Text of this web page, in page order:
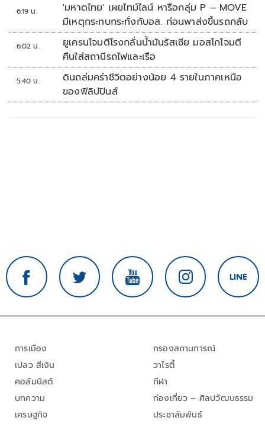
6:19 น.
'มหาดไทย' เผยไทม์ไลน์ หารือกลุ่ม P – MOVE
มีเหตุกระทบกระทั่งกับอส. ก่อนพาส่งขึ้นรถกลับ
6:02 น.
ยูเครนโจมตีโรงกลั่นน้ำมันรัสเซีย มอสโกโจมตี
คืนใส่สถานีรถไฟและเรือ
5:40 น.
ดินถล่มคร่าชีวิตอย่างน้อย 4 รายในภาคเหนือ
ของฟิลิปปินส์
การเมือง
เปลว สีเงิน
คอลัมนิสต์
บทความ
เศรษฐกิจ
กรองสถานการณ์
วาไรตี้
กีฬา
ท่องเที่ยว – ศิลปวัฒนธรรม
ประชาสัมพันธ์